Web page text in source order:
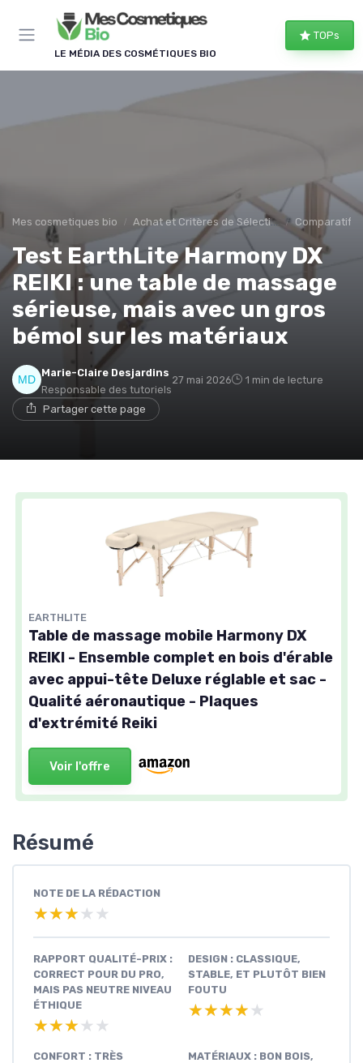
LE MÉDIA DES COSMÉTIQUES BIO
TOPs
Mes cosmetiques bio Achat et Critères de Sélection Comparatifs
Test EarthLite Harmony DX
REIKI : une table de massage
sérieuse, mais avec un gros
bémol sur les matériaux
Marie-Claire Desjardins
Responsable des tutoriels
27 mai 2026 1 min de lecture
Partager cette page
EARTHLITE
Table de massage mobile Harmony DX
REIKI - Ensemble complet en bois d'érable
avec appui-tête Deluxe réglable et sac -
Qualité aéronautique - Plaques
d'extrémité Reiki
Voir l'offre
Résumé
NOTE DE LA RÉDACTION
★★★★★
★★★★★
RAPPORT QUALITÉ-PRIX :
CORRECT POUR DU PRO,
MAIS PAS NEUTRE NIVEAU
ÉTHIQUE
★★★★★
★★★★★
DESIGN : CLASSIQUE,
STABLE, ET PLUTÔT BIEN
FOUTU
★★★★★
★★★★★
CONFORT : TRÈS
MATÉRIAUX : BON BOIS,
Panneau de gestion des cookies